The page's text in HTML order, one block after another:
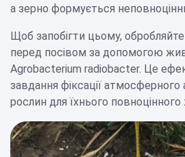
а зерно формується
Щоб запобігти цьому,
перед посівом за допомогою
Agrobacterium radiobacter. Це
завдання фіксації атмосферного
рослин для їхнього